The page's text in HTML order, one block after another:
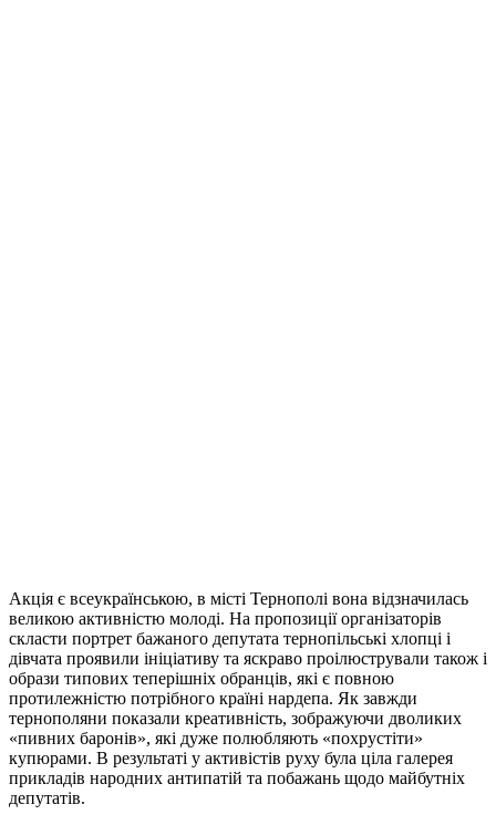
Акція є всеукраїнською, в місті Тернополі вона відзначилась
великою активністю молоді. На пропозиції організаторів
скласти портрет бажаного депутата тернопільські хлопці і
дівчата проявили ініціативу та яскраво проілюстрували також і
образи типових теперішніх обранців, які є повною
протилежністю потрібного країні нардепа. Як завжди
тернополяни показали креативність, зображуючи дволиких
«пивних баронів», які дуже полюбляють «похрустіти»
купюрами. В результаті у активістів руху була ціла галерея
прикладів народних антипатій та побажань щодо майбутніх
депутатів.